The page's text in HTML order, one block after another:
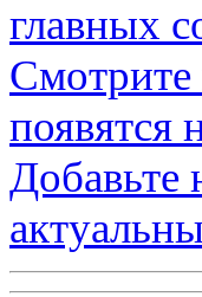
главных
появятся
Добавьте